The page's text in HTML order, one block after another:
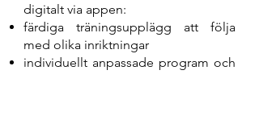
digitalt via appen:
färdiga träningsupplägg att följa
med olika inriktningar
individuellt anpassade program och